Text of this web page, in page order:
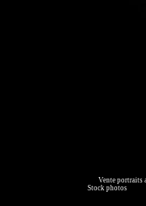
Vente portraits
Stock photos,